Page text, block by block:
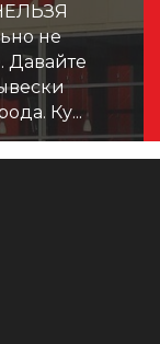
не
Давайте
Ку...